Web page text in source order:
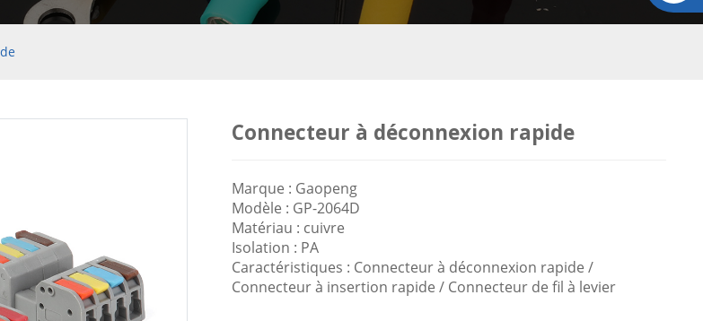
Connecteur à déconnexion rapide
Marque : Gaopeng
Modèle : GP-2064D
Matériau : cuivre
Isolation : PA
Caractéristiques : Connecteur à déconnexion rapide /
Connecteur à insertion rapide / Connecteur de fil à levier